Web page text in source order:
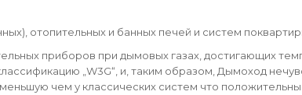
отопительных и банных печей и систем
приборов при дымовых газах, достигающих
„W3G“, и, таким образом, Дымоход
чем у классических систем что